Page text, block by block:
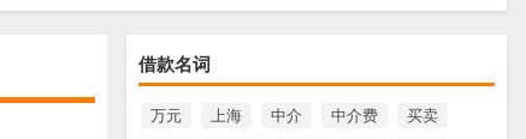
借款名词
万元 上海 中介 中介费
买卖